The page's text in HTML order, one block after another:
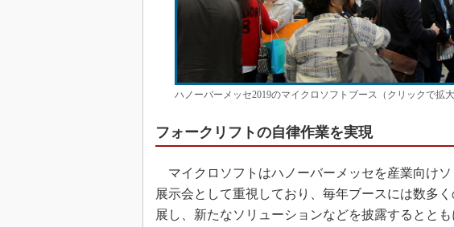
ハノーバーメッセ2019のマイクロソフトブース（クリックで拡大
フォークリフトの自律作業を実現
マイクロソフトはハノーバーメッセを産業向け
展示会として重視しており、毎年ブースには数多
展し、新たなソリューションなどを披露するとと